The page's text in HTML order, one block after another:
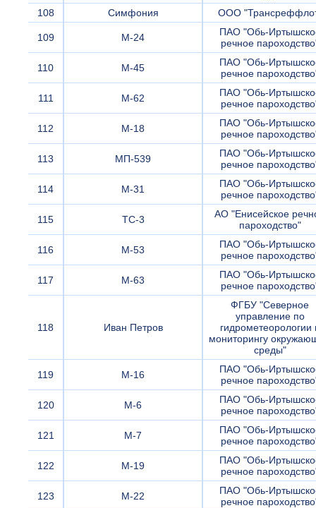
108
Симфония ООО
109 М-24
ПАО "Обь-
речное
110 М-45
ПАО "Обь-
речное
111 М-62
ПАО "Обь-
речное
112 М-18
ПАО "Обь-
речное
113 МП-539
ПАО "Обь-
речное
114 М-31
ПАО "Обь-
речное
115 ТС-3
АО "Енисейское
пароходство"
116 М-53
ПАО "Обь-
речное
117 М-63
ПАО "Обь-
речное
118 Иван Петров
ФГБУ "Северное
управление по
гидрометеорологии
мониторингу
среды"
119 М-16
ПАО "Обь-
речное
120 М-6
ПАО "Обь-
речное
121 М-7
ПАО "Обь-
речное
122 М-19
ПАО "Обь-
речное
123 М-22
ПАО "Обь-
речное